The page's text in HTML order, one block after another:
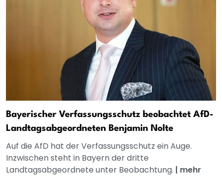
Bayerischer Verfassungsschutz beobachtet AfD-
Landtagsabgeordneten Benjamin Nolte
Auf die AfD hat der Verfassungsschutz ein Auge.
Inzwischen steht in Bayern der dritte
Landtagsabgeordnete unter Beobachtung. | mehr